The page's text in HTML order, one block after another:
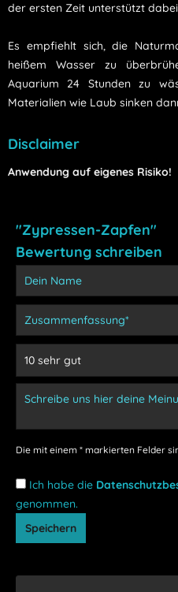
der ersten Zeit unterstützt
Es empfiehlt sich, die
heißem Wasser zu
Aquarium 24 Stunden zu
Materialien wie Laub sinken
Disclaimer
Anwendung auf eigenes Risiko!
"Zypressen-Zapfen"
Bewertung schreiben
Die mit einem * markierten Felder
Ich habe die
genommen.
Speichern